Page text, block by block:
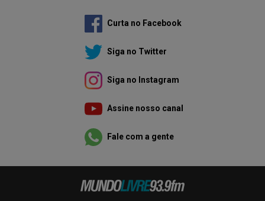
Curta no Facebook
Siga no Twitter
Siga no Instagram
Assine nosso canal
Fale com a gente